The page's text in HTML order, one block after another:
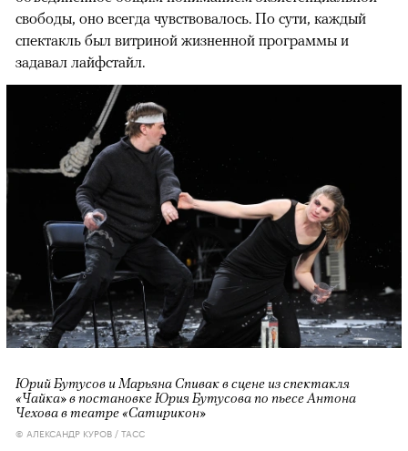
свободы, оно всегда чувствовалось. По сути, каждый
спектакль был витриной жизненной программы и
задавал лайфстайл.
Юрий Бутусов и Марьяна Спивак в сцене из спектакля
«Чайка» в постановке Юрия Бутусова по пьесе Антона
Чехова в театре «Сатирикон»
© АЛЕКСАНДР КУРОВ / ТАСС